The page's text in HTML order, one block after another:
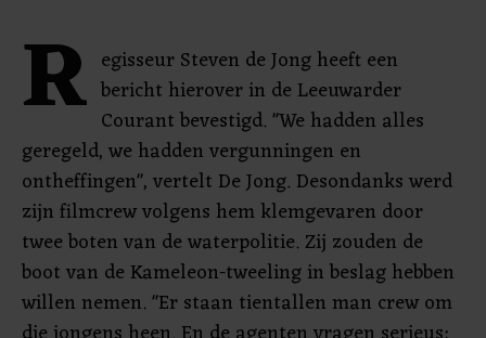
R egisseur Steven de Jong heeft een
bericht hierover in de Leeuwarder
Courant bevestigd. "We hadden alles
geregeld, we hadden vergunningen en
ontheffingen", vertelt De Jong. Desondanks werd
zijn filmcrew volgens hem klemgevaren door
twee boten van de waterpolitie. Zij zouden de
boot van de Kameleon-tweeling in beslag hebben
willen nemen. "Er staan tientallen man crew om